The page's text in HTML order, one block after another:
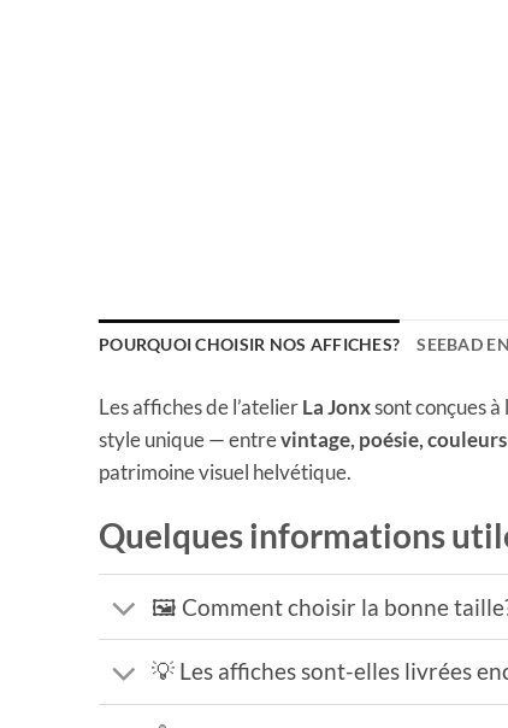
POURQUOI CHOISIR NOS AFFICHES? SEEBAD
Les affiches de l’atelierLa Jonxsont conçues
style unique — entrevintage, poésie,
patrimoine visuel helvétique.
Quelques informations
🖼️ Comment choisir la bonne
💡 Les affiches sont-elles livrées